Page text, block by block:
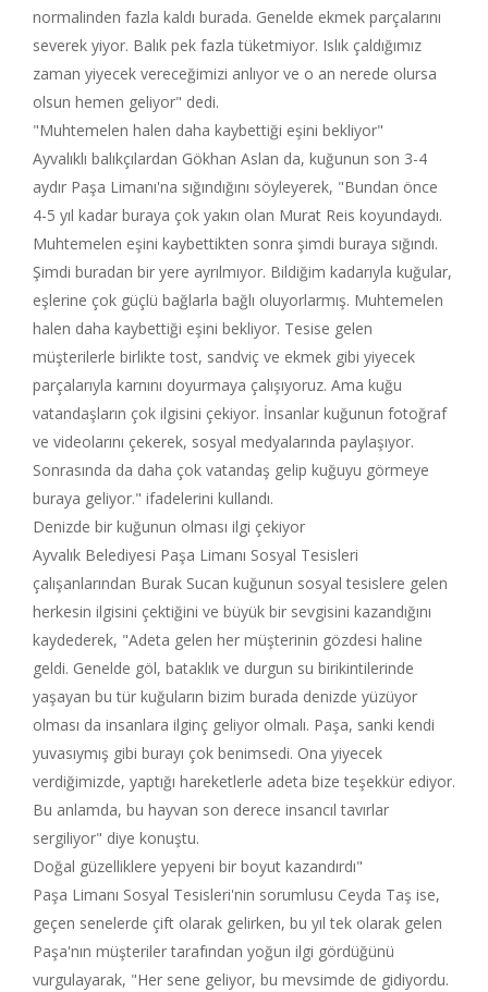
normalinden fazla kaldı burada. Genelde ekmek parçalarını
severek yiyor. Balık pek fazla tüketmiyor. Islık çaldığımız
zaman yiyecek vereceğimizi anlıyor ve o an nerede olursa
olsun hemen geliyor" dedi.
"Muhtemelen halen daha kaybettiği eşini bekliyor"
Ayvalıklı balıkçılardan Gökhan Aslan da, kuğunun son 3-4
aydır Paşa Limanı'na sığındığını söyleyerek, "Bundan önce
4-5 yıl kadar buraya çok yakın olan Murat Reis koyundaydı.
Muhtemelen eşini kaybettikten sonra şimdi buraya sığındı.
Şimdi buradan bir yere ayrılmıyor. Bildiğim kadarıyla kuğular,
eşlerine çok güçlü bağlarla bağlı oluyorlarmış. Muhtemelen
halen daha kaybettiği eşini bekliyor. Tesise gelen
müşterilerle birlikte tost, sandviç ve ekmek gibi yiyecek
parçalarıyla karnını doyurmaya çalışıyoruz. Ama kuğu
vatandaşların çok ilgisini çekiyor. İnsanlar kuğunun fotoğraf
ve videolarını çekerek, sosyal medyalarında paylaşıyor.
Sonrasında da daha çok vatandaş gelip kuğuyu görmeye
buraya geliyor." ifadelerini kullandı.
Denizde bir kuğunun olması ilgi çekiyor
Ayvalık Belediyesi Paşa Limanı Sosyal Tesisleri
çalışanlarından Burak Sucan kuğunun sosyal tesislere gelen
herkesin ilgisini çektiğini ve büyük bir sevgisini kazandığını
kaydederek, "Adeta gelen her müşterinin gözdesi haline
geldi. Genelde göl, bataklık ve durgun su birikintilerinde
yaşayan bu tür kuğuların bizim burada denizde yüzüyor
olması da insanlara ilginç geliyor olmalı. Paşa, sanki kendi
yuvasıymış gibi burayı çok benimsedi. Ona yiyecek
verdiğimizde, yaptığı hareketlerle adeta bize teşekkür ediyor.
Bu anlamda, bu hayvan son derece insancıl tavırlar
sergiliyor" diye konuştu.
Doğal güzelliklere yepyeni bir boyut kazandırdı"
Paşa Limanı Sosyal Tesisleri'nin sorumlusu Ceyda Taş ise,
geçen senelerde çift olarak gelirken, bu yıl tek olarak gelen
Paşa'nın müşteriler tarafından yoğun ilgi gördüğünü
vurgulayarak, "Her sene geliyor, bu mevsimde de gidiyordu.